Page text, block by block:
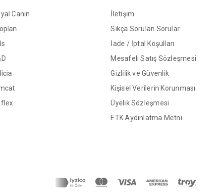
Canin
İletişim
Sıkça Sorulan Sorular
İade / İptal Koşulları
Mesafeli Satış Sözleşmesi
Gizlilik ve Güvenlik
Kişisel Verilerin Korunması
Üyelik Sözleşmesi
ETK Aydınlatma Metni